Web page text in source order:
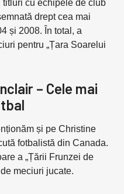
titluri cu echipele de club
drept cea mai
și 2008. În total, a
pentru „Țara Soarelui
– Cele mai
și pe Christine
fotbalistă din Canada.
a „Țării Frunzei de
meciuri jucate.